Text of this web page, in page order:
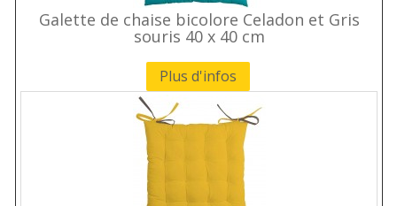
Galette de chaise bicolore Celadon et Gris
souris 40 x 40 cm
Plus d'infos